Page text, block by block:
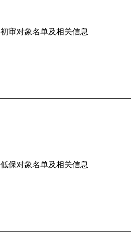
初审对象名单及相关信息
低保对象名单及相关信息